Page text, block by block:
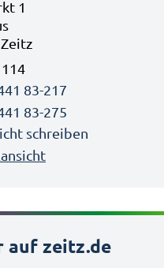
1
83-217
83-275
schreiben
auf zeitz.de